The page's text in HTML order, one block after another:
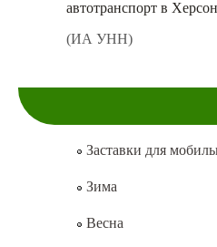
автотранспорт в
(ИА УНН)
Заставки для
Зима
Весна